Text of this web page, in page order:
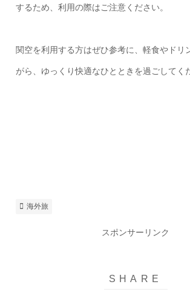
するため、利用の際はご注意ください。
関空を利用する方はぜひ参考に 、軽食やド
がら、ゆっくり快適なひとときを過ごしてく
海外旅
スポンサーリンク